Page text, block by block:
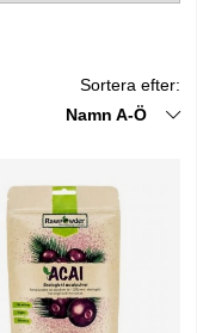
Sortera efter:
Namn A-Ö